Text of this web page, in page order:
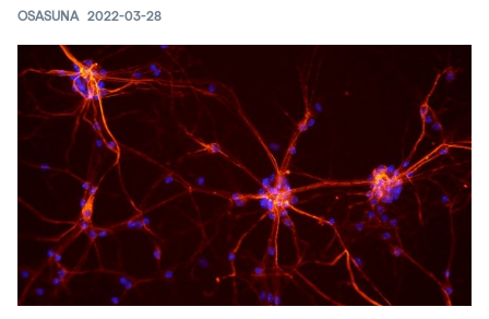
OSASUNA 2022-03-28